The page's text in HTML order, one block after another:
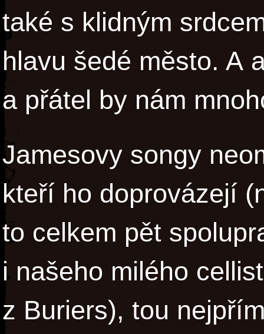
také s klidným
hlavu šedé město. A
a přátel by nám
Jamesovy songy
kteří ho doprovázejí
to celkem pět
i našeho milého
z Buriers), tou